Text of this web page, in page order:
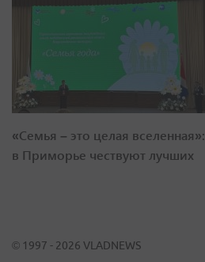
«Семья – это целая вселенная»:
в Приморье чествуют лучших
© 1997 - 2026 VLADNEWS